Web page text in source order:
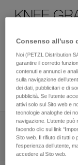
KNEE
Bloccante per
Il bloccante per
tecnica SRS.
un’altra
compatibile.
Descrizione
Compatibile con
imbracature
Specifiche tecniche
Consenso all'uso
Noi (PETZL Distribution
garantire il corretto
contenuti e annunci e
sulla navigazione
dei dati, pubblicitari e di
pubblicità. Se l’utente
attivi solo sul Sito web e
tecnologie analoghe dei
navigazione. L’utente
facendo clic sul link
Sito web. Il rifiuto di tutti o
l’esperienza dell’utente,
accedere al Sito web.